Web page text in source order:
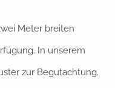
Meter breiten
In unserem
zur Begutachtung.